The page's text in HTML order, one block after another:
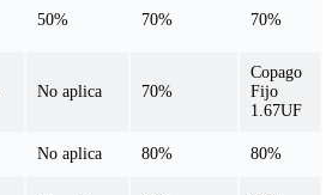
50% 70% 70%
No aplica 70%
Copago
Fijo
1.67UF
No aplica 80% 80%